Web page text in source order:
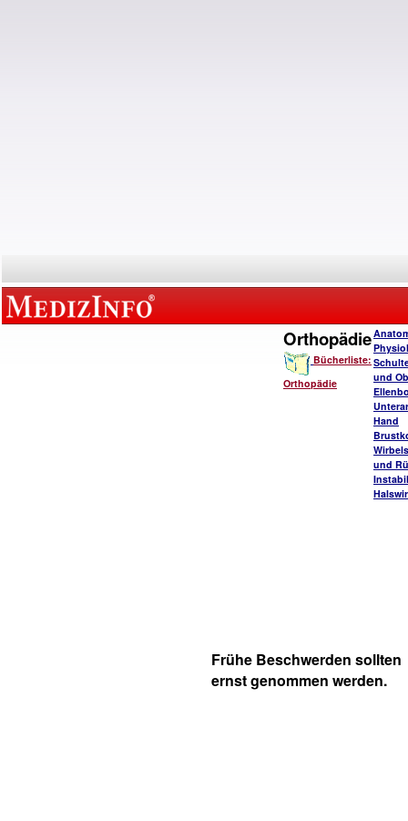
Orthopädie
Bücherliste:
Orthopädie
und
Hand
und
Frühe Beschwerden sollten
ernst genommen werden.